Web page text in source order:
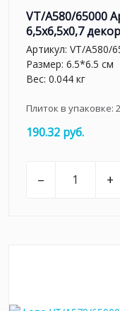
VT/A580/65000
6,5x6,5x0,7 декор
Артикул: VT/A580/
Размер: 6.5*6.5 см
Вес: 0.044 кг
Плиток в упаковке:
190.32 руб.
– +